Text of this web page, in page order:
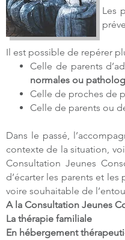
Les
Il est possible de repérer
Celle de parents
normales ou
Celle de proches de
Celle de parents ou
Dans le passé,
contexte de la situation,
Consultation Jeunes
d’écarter les parents et
voire souhaitable de
A la Consultation Jeunes
La thérapie familiale
En hébergement